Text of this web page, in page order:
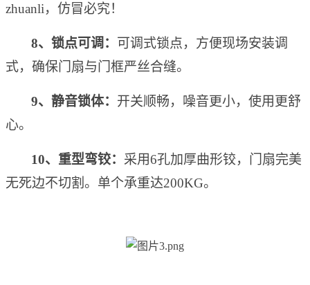
zhuanli，仿冒必究！
8、 锁点可调 ：
可调式锁点，方便现场安装调
式， 确保门扇与门框严丝合缝。
9、 静音锁体： 开关顺畅， 噪音更小， 使用更舒
心。
10、 重型弯铰： 采用6孔加厚曲形铰， 门扇完美
无死边不切割。单个承重达200KG。